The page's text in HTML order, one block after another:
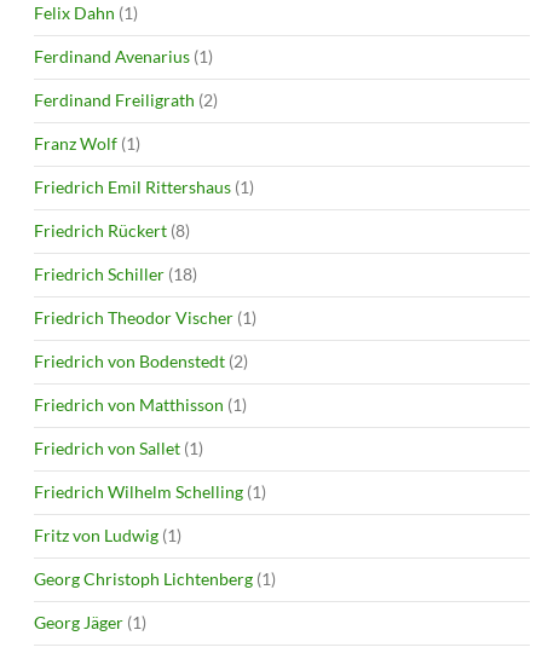
Felix Dahn (1)
Ferdinand Avenarius (1)
Ferdinand Freiligrath (2)
Franz Wolf (1)
Friedrich Emil Rittershaus (1)
Friedrich Rückert (8)
Friedrich Schiller (18)
Friedrich Theodor Vischer (1)
Friedrich von Bodenstedt (2)
Friedrich von Matthisson (1)
Friedrich von Sallet (1)
Friedrich Wilhelm Schelling (1)
Fritz von Ludwig (1)
Georg Christoph Lichtenberg (1)
Georg Jäger (1)